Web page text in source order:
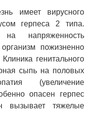
имеет вирусного
герпеса 2 типа.
напряженность
пожизненно
генитального
сыпь на половых
(увеличение
опасен герпес
вызывает тяжелые